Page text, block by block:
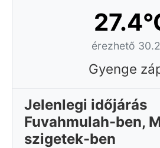
érezhető
Gyenge
Jelenlegi időjárás
Fuvahmulah-ben,
szigetek-ben